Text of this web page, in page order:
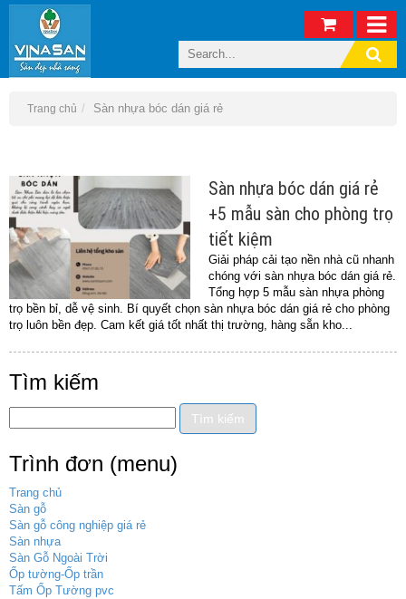
Trang chủ Sàn nhựa bóc dán giá rẻ
Sàn nhựa bóc dán giá rẻ
+5 mẫu sàn cho phòng trọ
tiết kiệm
Giải pháp cải tạo nền nhà cũ nhanh
chóng với sàn nhựa bóc dán giá rẻ.
Tổng hợp 5 mẫu sàn nhựa phòng
trọ bền bỉ, dễ vệ sinh. Bí quyết chọn sàn nhựa bóc dán giá rẻ cho phòng
trọ luôn bền đẹp. Cam kết giá tốt nhất thị trường, hàng sẵn kho...
Tìm kiếm
Trình đơn (menu)
Trang chủ
Sàn gỗ
Sàn gỗ công nghiệp giá rẻ
Sàn nhựa
Sàn Gỗ Ngoài Trời
Ốp tường-Ốp trần
Tấm Ốp Tường pvc